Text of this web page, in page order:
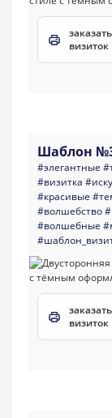
визиток
Шаблон
#элегантные
#визитка
#красивые
#волшебство
#волшебные
визиток